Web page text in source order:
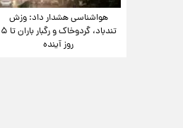
هواشناسی هشدار داد: وزش
تندباد، گردوخاک و رگبار باران تا ۵
روز آینده